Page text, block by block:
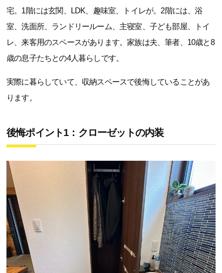
宅。1階には玄関、LDK、趣味室、トイレが。2階には、浴
室、洗面所、ランドリールーム、主寝室、子ども部屋、トイ
レ、来客用のスペースがあります。家族は夫、筆者、10歳と8
歳の息子たちとの4人暮らしです。
実際に暮らしていて、収納スペースで後悔していることがあ
ります。
後悔ポイント1：クローゼットの内装